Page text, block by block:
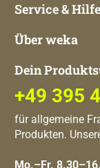
Service & Hilfe
Über weka
Dein
+49 395
für allgemeine
Produkten.
Mo.–Fr.